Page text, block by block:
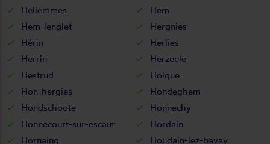
Hellemmes
Hem
Hem-lenglet
Hergnies
Hérin
Herlies
Herrin
Herzeele
Hestrud
Holque
Hon-hergies
Hondeghem
Hondschoote
Honnechy
Honnecourt-sur-escaut
Hordain
Hornaing
Houdain-lez-bavay